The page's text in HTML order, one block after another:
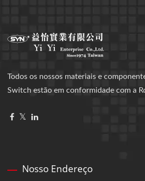
Todos os nossos materiais e
Switch estão em conformidade com a
Nosso Endereço